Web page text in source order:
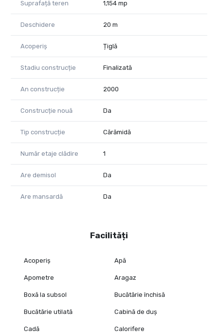
Suprafață teren 1,154 mp
Deschidere 20 m
Acoperiș Țiglă
Stadiu construcție Finalizată
An construcție 2000
Construcție nouă Da
Tip construcție Cărămidă
Număr etaje clădire 1
Are demisol Da
Are mansardă Da
Facilități
Acoperiș Apă
Apometre Aragaz
Boxă la subsol Bucătărie închisă
Bucătărie utilată Cabină de duș
Cadă Calorifere